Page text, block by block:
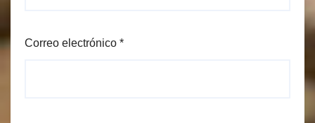
Correo electrónico *